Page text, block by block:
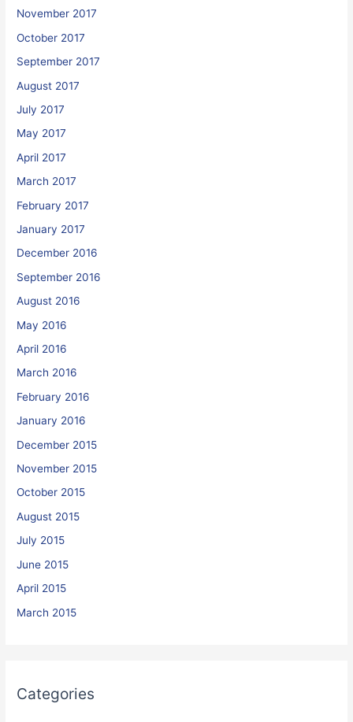
November 2017
October 2017
September 2017
August 2017
July 2017
May 2017
April 2017
March 2017
February 2017
January 2017
December 2016
September 2016
August 2016
May 2016
April 2016
March 2016
February 2016
January 2016
December 2015
November 2015
October 2015
August 2015
July 2015
June 2015
April 2015
March 2015
Categories